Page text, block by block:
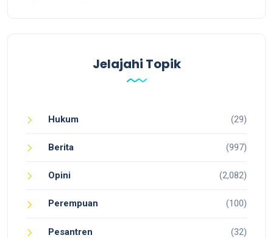
Jelajahi Topik
Hukum (29)
Berita (997)
Opini (2,082)
Perempuan (100)
Pesantren (32)